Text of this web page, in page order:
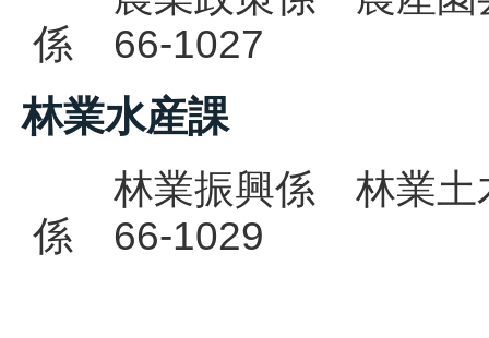
係 66-1027
林業水産課
林業振興係 林業土
係 66-1029